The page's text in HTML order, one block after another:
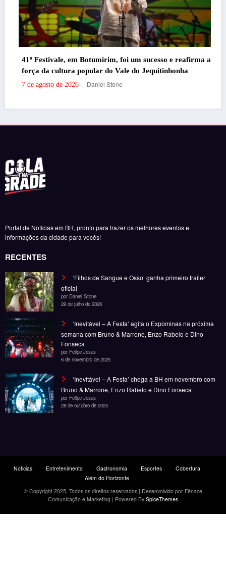
e reafirma a
milhas e acúmulo de pontos em Belo
7 de agosto de 2026 Daniel Stone
informações da cidade para vocês!
oficial
por Daniel Stone
29 de julho de 2026
semana com Bruno & Marrone, Enzo Rabelo e Dino
Fonseca
por Felipe Jesus
6 de novembro de 2025
Bruno & Marrone, Enzo Rabelo e Dino Fonseca
por Felipe Jesus
28 de outubro de 2025
Noticias Entretenimento Gastronomia Esportes
Cobertura
Além do Horizonte
© Copyright 2025, Todos os direitos reservados | Desenvolvido por Fênace
Comunicação e Marketing | Powered BySpiceThemes